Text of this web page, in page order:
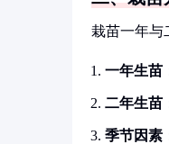
栽苗一年与
一年生苗
二年生苗
季节因素